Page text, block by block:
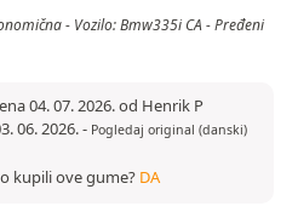
- Vozilo: Bmw335i CA - Pređeni
04. 07. 2026. od Henrik P
06. 2026.- Pogledaj original (danski)
kupili ove gume? DA